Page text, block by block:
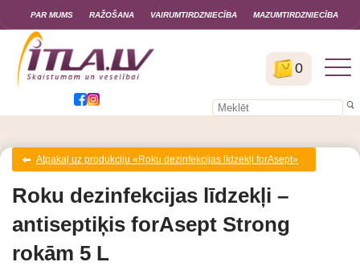
0
PAR MUMS RAŽOŠANA VAIRUMTIRDZNIECĪBA MAZUMTIRDZNIECĪBA
Atpakaļ uz produkciju «Roku dezinfekcijas līdzekļi forAsept»
Roku dezinfekcijas līdzekļi –
antiseptiķis forAsept Strong
rokām 5 L